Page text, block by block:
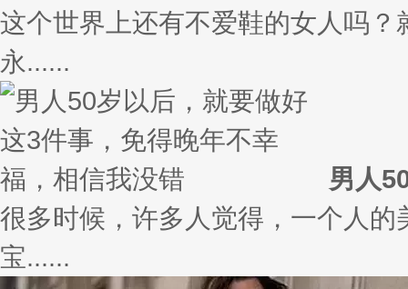
这个世界上还有不爱鞋的女人吗
永......
男人
很多时候，许多人觉得，一个人
宝......